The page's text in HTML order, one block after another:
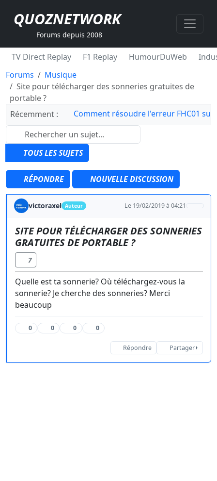
QUOZNETWORK
Forums depuis 2008
TV Direct Replay F1 Replay HumourDuWeb
Forums
Musique
Site pour télécharger des sonneries gratuites de
portable ?
Récemment :
Comment résoudre l'erreur FHC01 sur
TOUS LES SUJETS
RÉPONDRE NOUVELLE DISCUSSION
victoraxel Auteur Le 19/02/2019 à 04:21
SITE POUR TÉLÉCHARGER DES SONNERIES
GRATUITES DE PORTABLE ?
7
Quelle est ta sonnerie? Où téléchargez-vous la
sonnerie? Je cherche des sonneries? Merci
beaucoup
0 0 0 0
Répondre Partager